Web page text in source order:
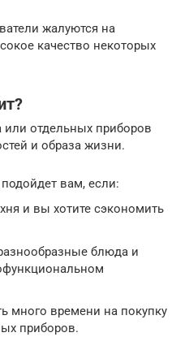
жалуются на
качество некоторых
или отдельных приборов
и образа жизни.
вам, если:
и вы хотите сэкономить
блюда и
много времени на покупку
приборов.